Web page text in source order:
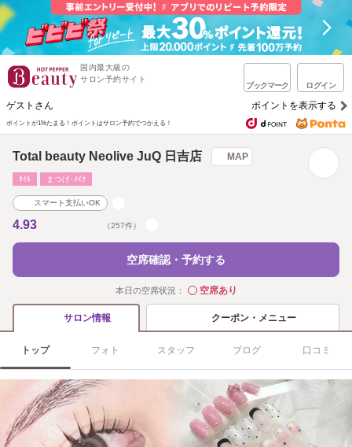
国内最大級の
サロン予約サイト
ブックマーク ログイン
ゲストさん ポイントを表示する
ポイントが1%たまる！ ポイントはサロン予約でつかえる！
Total beauty Neolive JuQ 日吉店 MAP
ﾈｲﾙ まつげ･ﾒｲｸ
スマート支払いOK
4.93 （257件）
空席確認・予約する
本日の空席状況： ◯空席あり
サロン情報 クーポン・メニュー
トップ フォト スタッフ ブログ 口コミ